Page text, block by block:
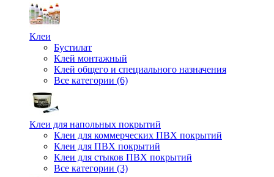
Клеи
Бустилат
Клей монтажный
Клей общего и специального назначения
Все категории (6)
Клеи для напольных покрытий
Клеи для коммерческих ПВХ покрытий
Клеи для ПВХ покрытий
Клеи для стыков ПВХ покрытий
Все категории (3)